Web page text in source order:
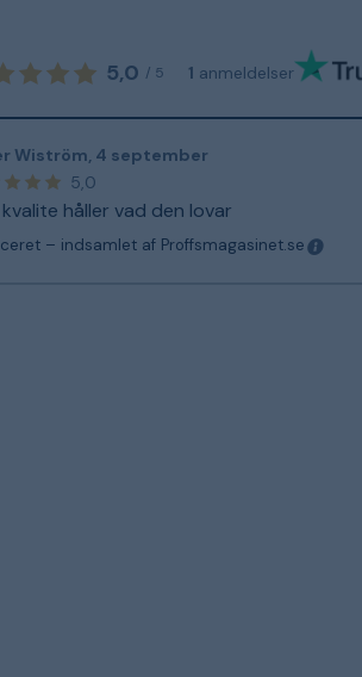
5,0 / 5 1 anmeldelser
Wiström, 4 september
5,0
håller vad den lovar
– indsamlet af Proffsmagasinet.se